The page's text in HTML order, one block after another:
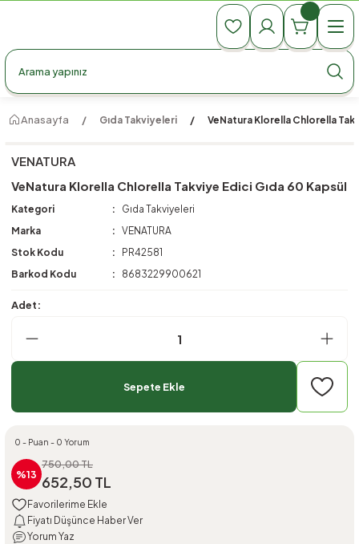
990 TL Üzeri Ücretsiz Kargo
990 TL Üzeri Ücretsiz Kargo
Anasayfa Gıda Takviyeleri VeNatura Klorella Chlorella
VENATURA
VeNatura Klorella Chlorella Takviye Edici Gıda 60 Kapsül
Kategori
Gıda Takviyeleri
Marka
VENATURA
Stok Kodu
PR42581
Barkod Kodu
8683229900621
Adet:
Sepete Ekle
0 - Puan - 0 Yorum
%13
750,00 TL
652,50 TL
Fiyatı Düşünce Haber Ver
Yorum Yaz